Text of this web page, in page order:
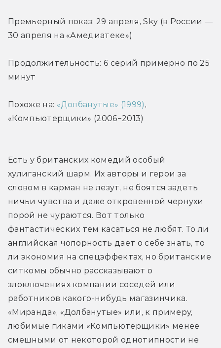
Премьерный показ: 29 апреля, Sky (в России —
30 апреля на «Амедиатеке»)
Продолжительность: 6 серий примерно по 25
минут
Похоже на: «Долбанутые» (1999) ,
«Компьютерщики» (2006−2013)
Есть у британских комедий особый
хулиганский шарм. Их авторы и герои за
словом в карман не лезут, не боятся задеть
ничьи чувства и даже откровенной чернухи
порой не чураются. Вот только
фантастических тем касаться не любят. То ли
английская чопорность даёт о себе знать, то
ли экономия на спецэффектах, но британские
ситкомы обычно рассказывают о
злоключениях компании соседей или
работников какого-нибудь магазинчика.
«Миранда», «Долбанутые» или, к примеру,
любимые гиками «Компьютерщики» менее
смешными от некоторой однотипности не